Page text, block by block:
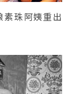
珠阿姨重出